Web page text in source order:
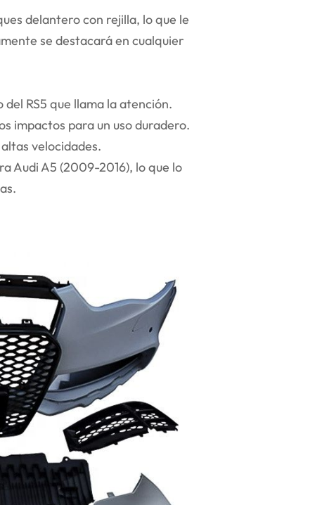
delantero con rejilla, lo que le
se destacará en cualquier
RS5 que llama la atención.
impactos para un uso duradero.
velocidades.
Audi A5 (2009-2016), lo que lo